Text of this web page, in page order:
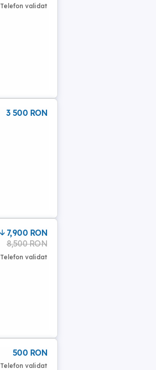
Telefon validat
3 500 RON
7,900 RON
8,500 RON
Telefon validat
500 RON
Telefon validat